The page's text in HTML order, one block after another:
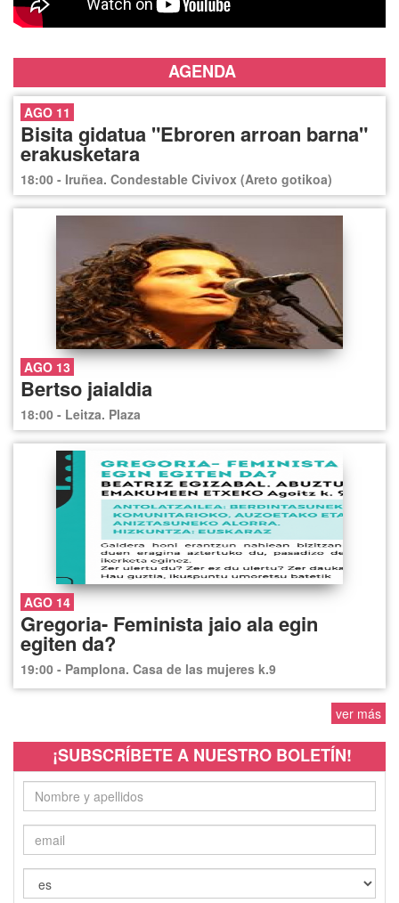
AGENDA
AGO 11
Bisita gidatua "Ebroren arroan barna"
erakusketara
18:00 - Iruñea. Condestable Civivox (Areto gotikoa)
AGO 13
Bertso jaialdia
18:00 - Leitza. Plaza
AGO 14
Gregoria- Feminista jaio ala egin
egiten da?
19:00 - Pamplona. Casa de las mujeres k.9
ver más
¡SUBSCRÍBETE A NUESTRO BOLETÍN!